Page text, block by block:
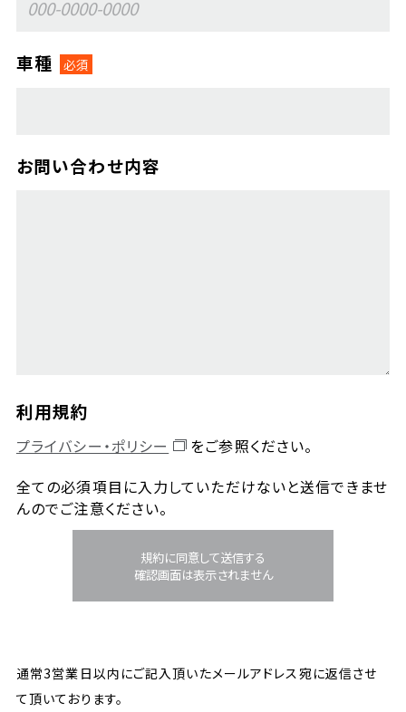
車種
お問い合わせ内容
利用規約
プライバシー・ポリシー
をご参照ください。
全ての必須項目に入力していただけないと送信できませ
んのでご注意ください。
規約に同意して送信する
確認画面は表示されません
通常3営業日以内にご記入頂いたメールアドレス宛に返信させ
て頂いております。